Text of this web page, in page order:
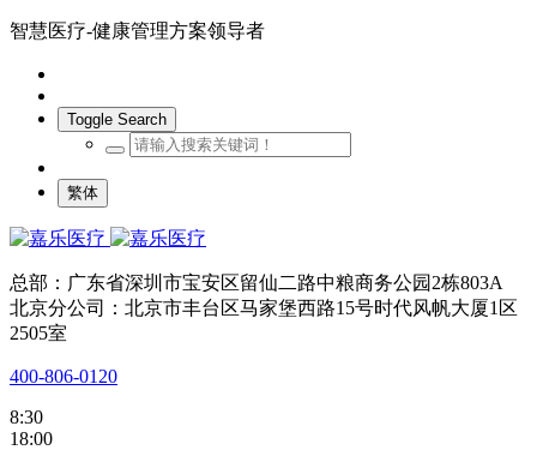
智慧医疗-健康管理方案领导者
Toggle Search
繁体
总部：广东省深圳市宝安区留仙二路中粮商务公园2栋803A
北京分公司：北京市丰台区马家堡西路15号时代风帆大厦1区
2505室
400-806-0120
8:30
18:00